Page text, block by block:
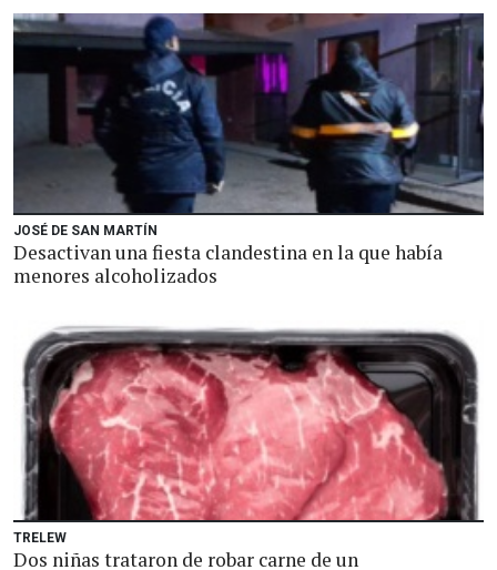
JOSÉ DE SAN MARTÍN
Desactivan una fiesta clandestina en la que había
menores alcoholizados
TRELEW
Dos niñas trataron de robar carne de un